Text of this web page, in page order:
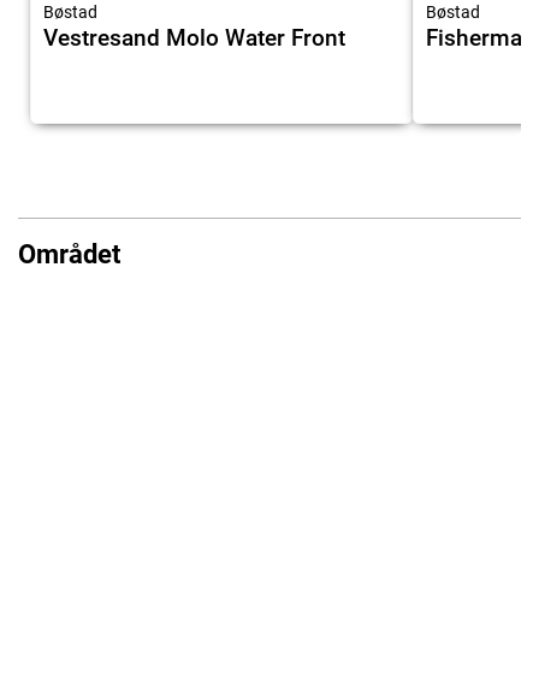
Bøstad
Vestresand Molo Water Front
Bøstad
Området